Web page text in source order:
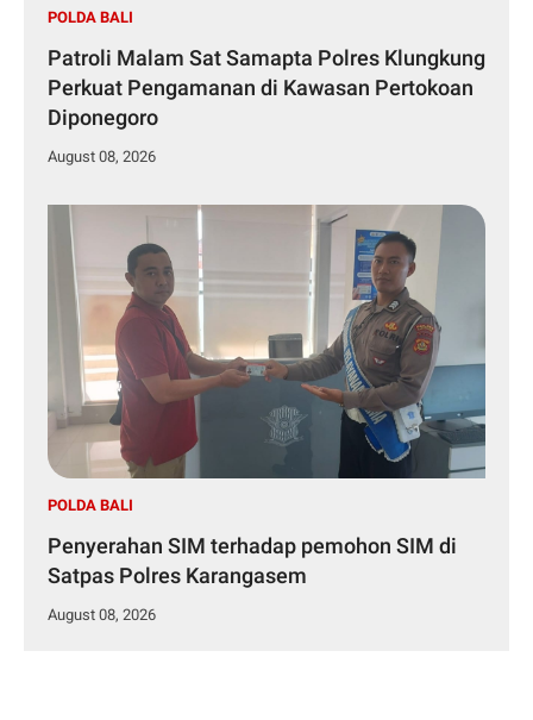
POLDA BALI
Patroli Malam Sat Samapta Polres Klungkung
Perkuat Pengamanan di Kawasan Pertokoan
Diponegoro
August 08, 2026
POLDA BALI
Penyerahan SIM terhadap pemohon SIM di
Satpas Polres Karangasem
August 08, 2026